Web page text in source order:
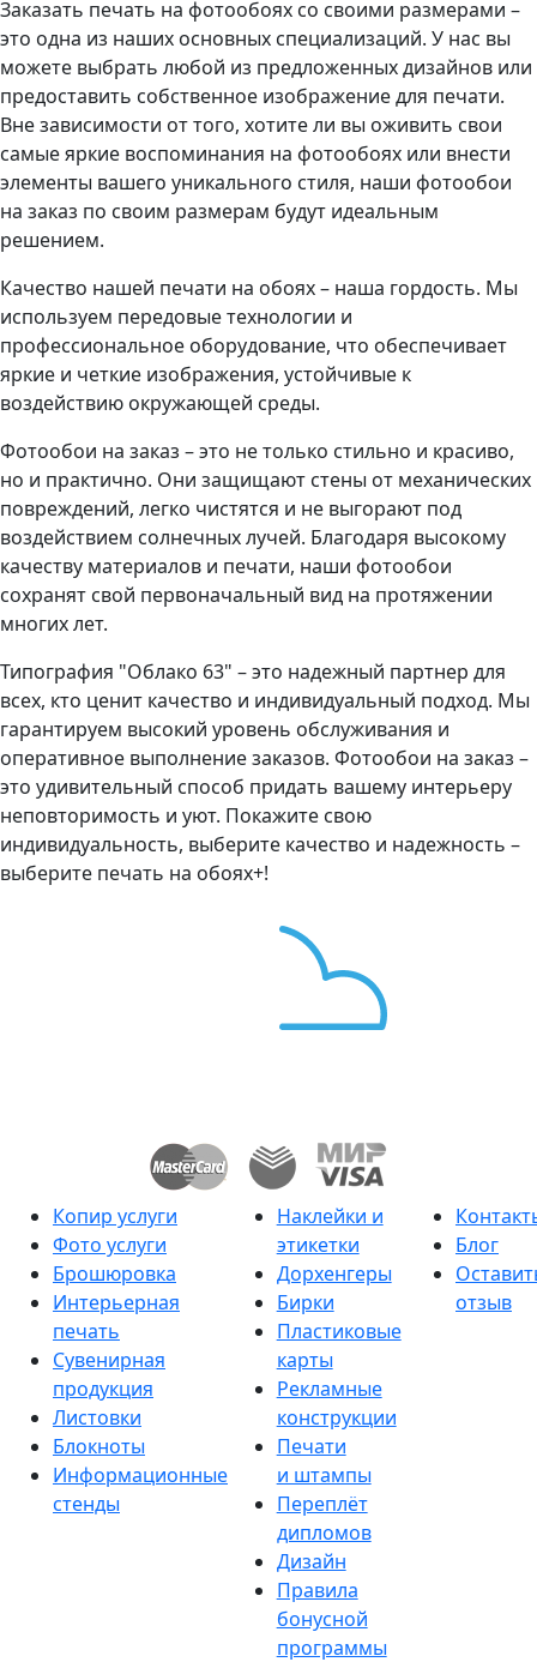
Заказать печать на фотообоях со своими размерами –
это одна из наших основных специализаций. У нас вы
можете выбрать любой из предложенных дизайнов или
предоставить собственное изображение для печати.
Вне зависимости от того, хотите ли вы оживить свои
самые яркие воспоминания на фотообоях или внести
элементы вашего уникального стиля, наши фотообои
на заказ по своим размерам будут идеальным
решением.
Качество нашей печати на обоях – наша гордость. Мы
используем передовые технологии и
профессиональное оборудование, что обеспечивает
яркие и четкие изображения, устойчивые к
воздействию окружающей среды.
Фотообои на заказ – это не только стильно и красиво,
но и практично. Они защищают стены от механических
повреждений, легко чистятся и не выгорают под
воздействием солнечных лучей. Благодаря высокому
качеству материалов и печати, наши фотообои
сохранят свой первоначальный вид на протяжении
многих лет.
Типография "Облако 63" – это надежный партнер для
всех, кто ценит качество и индивидуальный подход. Мы
гарантируем высокий уровень обслуживания и
оперативное выполнение заказов. Фотообои на заказ –
это удивительный способ придать вашему интерьеру
неповторимость и уют. Покажите свою
индивидуальность, выберите качество и надежность –
выберите печать на обоях+!
Копир услуги
Фото услуги
Брошюровка
Интерьерная
печать
Сувенирная
продукция
Листовки
Блокноты
Информационные
стенды
Наклейки и
этикетки
Дорхенгеры
Бирки
Пластиковые
карты
Рекламные
конструкции
Печати
и штампы
Переплёт
дипломов
Дизайн
Правила
бонусной
программы
Блог
отзыв